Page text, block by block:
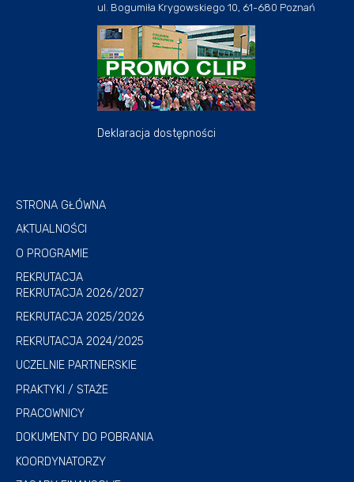
ul. Bogumiła Krygowskiego 10, 61-680 Poznań
Deklaracja dostępności
STRONA GŁÓWNA
AKTUALNOŚCI
O PROGRAMIE
REKRUTACJA
REKRUTACJA 2026/2027
REKRUTACJA 2025/2026
REKRUTACJA 2024/2025
UCZELNIE PARTNERSKIE
PRAKTYKI / STAŻE
PRACOWNICY
DOKUMENTY DO POBRANIA
KOORDYNATORZY